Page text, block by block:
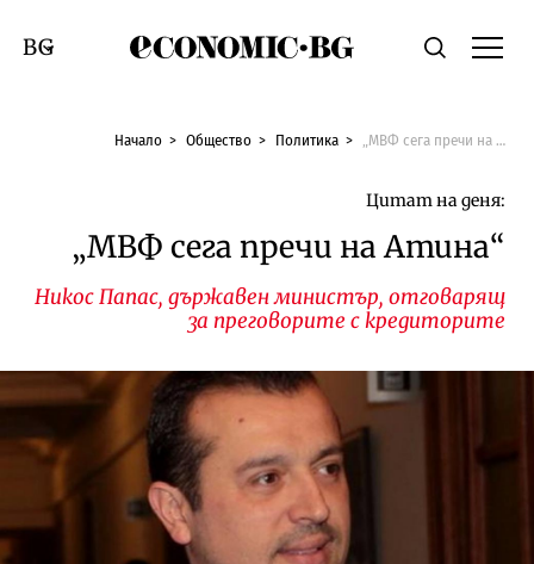
Economic.bgТърсене
Смяна на език
Начало Общество Политика „МВФ сега пречи на Атина“
„МВФ сега пречи на Атина“
Никос Папас, държавен министър, отговарящ
за преговорите с кредиторите
Цитат на деня: